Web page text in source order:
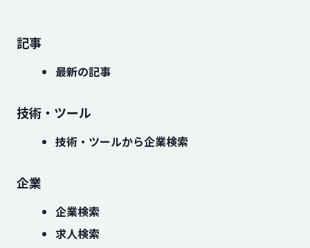
記事
最新の記事
技術・ツール
技術・ツールから企業検索
企業
企業検索
求人検索